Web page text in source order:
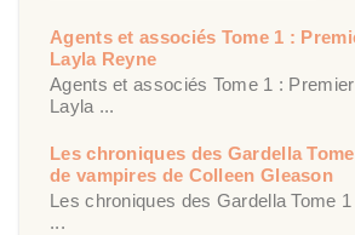
Agents et associés Tome 1 :
Layla Reyne
Agents et associés Tome 1 :
Layla ...
Les chroniques des Gardella
de vampires de Colleen Gleason
Les chroniques des Gardella Tome
...